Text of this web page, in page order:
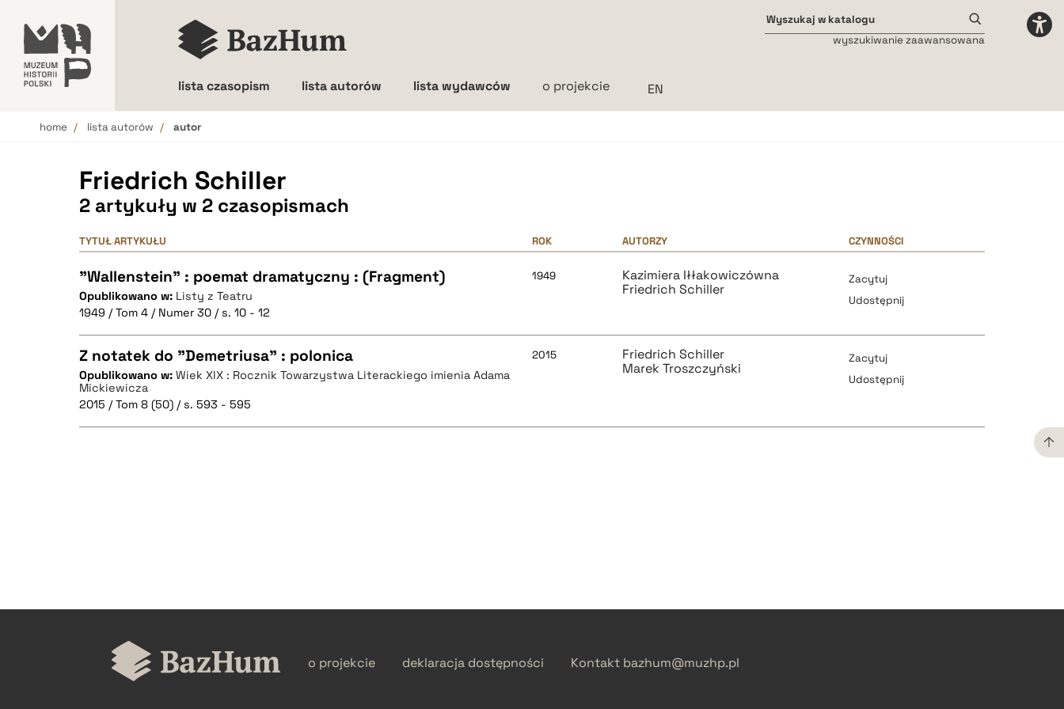
lista czasopism lista autorów lista wydawców o projekcie
wyszukiwanie zaawansowana
home lista autorów autor
Friedrich Schiller
2 artykuły w 2 czasopismach
TYTUŁ ARTYKUŁU ROK AUTORZY CZYNNOŚCI
"Wallenstein" : poemat dramatyczny : (Fragment)
Opublikowano w: Listy z Teatru
1949 / Tom 4 / Numer 30 / s. 10 - 12
1949
Kazimiera Iłłakowiczówna
Friedrich Schiller
Zacytuj
Udostępnij
CZYSTY TEKST
pobierz cytat
Z notatek do "Demetriusa" : polonica
Opublikowano w: Wiek XIX : Rocznik Towarzystwa Literackiego imienia Adama
Mickiewicza
2015 / Tom 8 (50) / s. 593 - 595
2015
Friedrich Schiller
Marek Troszczyński
Zacytuj
Udostępnij
pobierz cytat
o projekcie deklaracja dostępności Kontakt bazhum@muzhp.pl